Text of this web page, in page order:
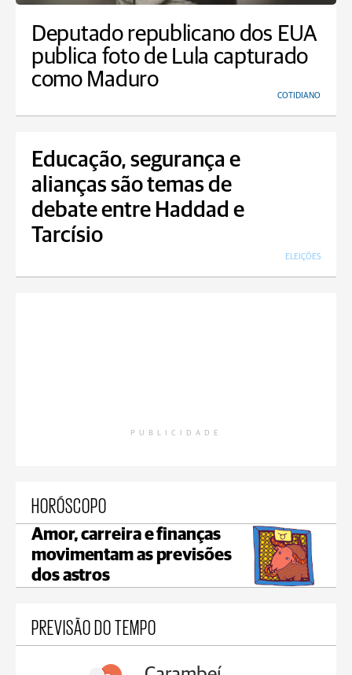
Deputado republicano dos EUA
publica foto de Lula capturado
como Maduro
COTIDIANO
Educação, segurança e
alianças são temas de
debate entre Haddad e
Tarcísio
ELEIÇÕES
PUBLICIDADE
HORÓSCOPO
Amor, carreira e finanças
movimentam as previsões
dos astros
PREVISÃO DO TEMPO